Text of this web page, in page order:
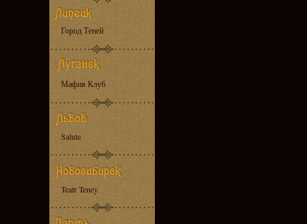
Город Теней
Мафия Клуб
Salute
Teatr Teney